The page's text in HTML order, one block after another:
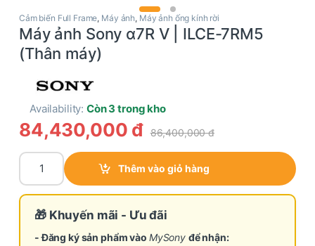
Cảm biến Full Frame, Máy ảnh, Máy ảnh ống kính rời
Máy ảnh Sony α7R V | ILCE-7RM5
(Thân máy)
Availability:Còn 3 trong kho
84,430,000 đ 86,400,000đ
Máy ảnh Sony α7R V | ILCE-7RM5 (Thân máy) quantity
Thêm vào giỏ hàng
🎁 Khuyến mãi - Ưu đãi
- Đăng ký sản phẩm vào MySony để nhận: